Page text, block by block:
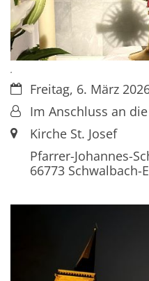
.
Datum:Freitag, 6. März
Von:Im Anschluss an
Ort:Kirche St. Josef
Pfarrer-Johannes-
66773Schwalbach-